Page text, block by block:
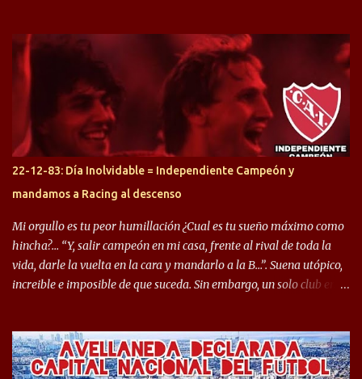
Halcón de Varela, como lo es Brian Romero, quien paso a
préstamo allí durante el último mercado de pases y ha rendido de
gran manera, convirtiendo goles importantes, sobre todo en la
copa sudamericana. Pero no sucedió lo mismo en cuanto al
rendimiento que ha producido en el Rojo. Pasando a jugadores que
jugaron en Defensa y ahora están en el rojo, tenemos a la dupla
Gastón Togni y Domingo Blanco, donde ambos explotaron
futbolísticamente hablando en el equipo de Varela, donde, por
ejemplo, el caso de Mingo llego a ser tenido en cuenta para el
Seleccionado Argentino, rendimiento que aún no ha logrado
mostrar en Independiente. En e...
22-12-83: Día Inolvidable = Independiente Campeón y
mandamos a Racing al descenso
Mi orgullo es tu peor humillación ¿Cual es tu sueño máximo como
hincha?… “Y, salir campeón en mi casa, frente al rival de toda la
vida, darle la vuelta en la cara y mandarlo a la B…”. Suena utópico,
increible e imposible de que suceda. Sin embargo, un solo club en el
campeonato del '83 año consagratorio para el Rojo y, por el otro, el
haber mandado al descenso a su eterno rival. 22 de diciembre de